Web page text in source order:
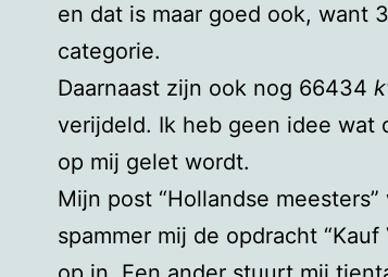
en dat is maar goed ook, want
categorie.
Daarnaast zijn ook nog 66434
verijdeld. Ik heb geen idee wat
op mij gelet wordt.
Mijn post “Hollandse
spammer mij de opdracht